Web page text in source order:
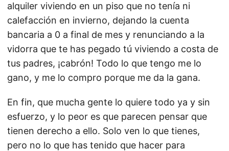
alquiler viviendo en un piso que no tenía ni
calefacción en invierno, dejando la cuenta
bancaria a 0 a final de mes y renunciando a la
vidorra que te has pegado tú viviendo a costa de
tus padres, ¡cabrón! Todo lo que tengo me lo
gano, y me lo compro porque me da la gana.
En fin, que mucha gente lo quiere todo ya y sin
esfuerzo, y lo peor es que parecen pensar que
tienen derecho a ello. Solo ven lo que tienes,
pero no lo que has tenido que hacer para